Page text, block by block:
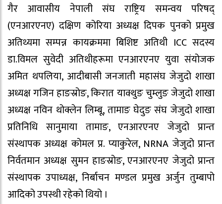
गैर आवासीय नेपाली संघ राष्ट्रिय समन्वय परिषद्
(एनआरएनए) दक्षिण कोरिया अध्यक्ष दिपक पुनको प्रमुख
अतिथ्यमा सम्पन्न कायक्रममा बिशिष्ट अतिथी ICC सदस्य
डा.विमल सुवेदी अतिथीहरूमा एनआरएनए युवा संयोजक
अमित थपलिया, आदीबासी जनजाती महासंघ जेजुदो शाखा
अध्यक्ष गजिन हाङस्रोङ, किरात याक्थुङ चुम्लुङ जेजुदो शाखा
अध्यक्ष नविन थोक्लेन लिम्बू, तामाङ घेदुङ संघ जेजुदो शाखा
प्रतिनिधि सानुमाया तामाङ, एनआरएनए जेजुदो प्रान्त
संस्थापक अध्यक्ष कोमल प्र. प्याकुरेल, NRNA जेजुदो प्रान्त
निर्वतमान अध्यक्ष सुमन हाङस्रोङ, एनआरएनए जेजुदो प्रान्त
संस्थापक उपाध्यक्ष, निर्बाचन मण्डल प्रमुख अर्जुन तुम्बापो
आदिको उपस्थी रहेको थियो ।